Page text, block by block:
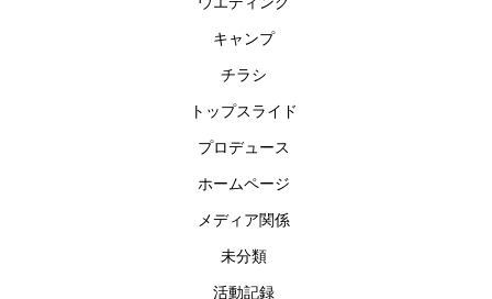
キャンプ
チラシ
トップスライド
プロデュース
ホームページ
メディア関係
未分類
活動記録